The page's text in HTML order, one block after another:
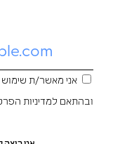
אני מאשר/ת שימוש
ובהתאם למדיניות